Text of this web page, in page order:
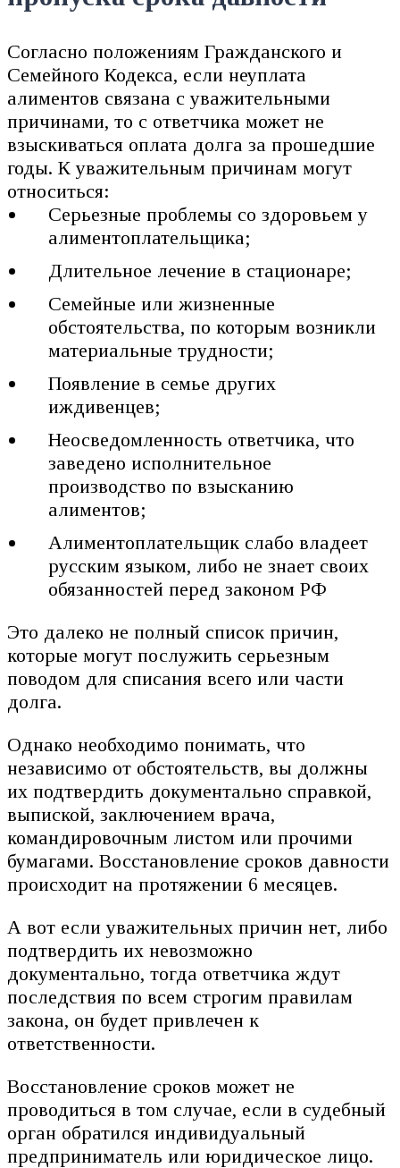
Согласно положениям Гражданского и
Семейного Кодекса, если неуплата
алиментов связана с уважительными
причинами, то с ответчика может не
взыскиваться оплата долга за прошедшие
годы. К уважительным причинам могут
относиться:
Серьезные проблемы со здоровьем у
алиментоплательщика;
Длительное лечение в стационаре;
Семейные или жизненные
обстоятельства, по которым возникли
материальные трудности;
Появление в семье других
иждивенцев;
Неосведомленность ответчика, что
заведено исполнительное
производство по взысканию
алиментов;
Алиментоплательщик слабо владеет
русским языком, либо не знает своих
обязанностей перед законом РФ
Это далеко не полный список причин,
которые могут послужить серьезным
поводом для списания всего или части
долга.
Однако необходимо понимать, что
независимо от обстоятельств, вы должны
их подтвердить документально справкой,
выпиской, заключением врача,
командировочным листом или прочими
бумагами. Восстановление сроков давности
происходит на протяжении 6 месяцев.
А вот если уважительных причин нет, либо
подтвердить их невозможно
документально, тогда ответчика ждут
последствия по всем строгим правилам
закона, он будет привлечен к
ответственности.
Восстановление сроков может не
проводиться в том случае, если в судебный
орган обратился индивидуальный
предприниматель или юридическое лицо.